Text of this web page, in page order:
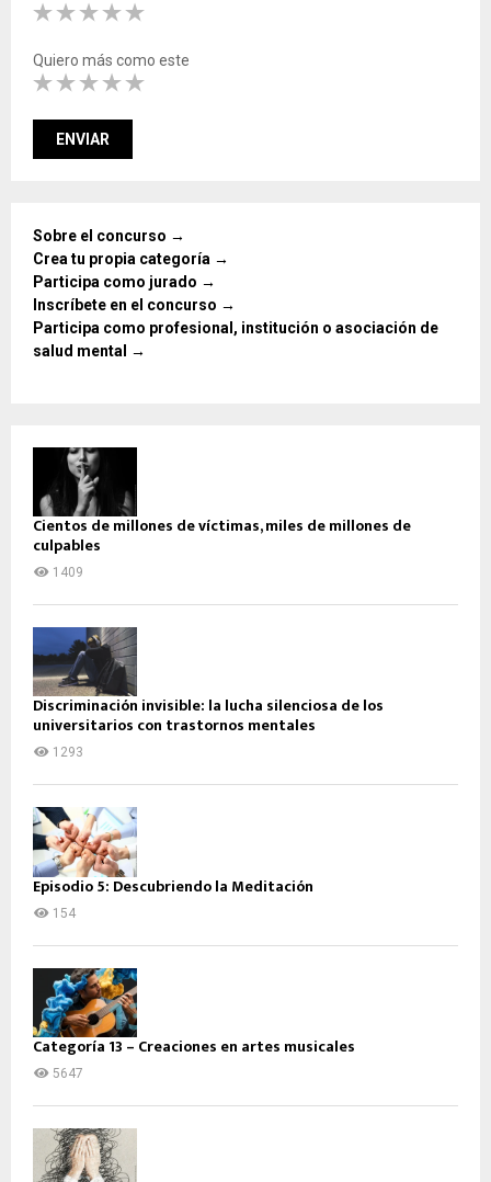
Quiero más como este
Sobre el concurso →
Crea tu propia categoría →
Participa como jurado →
Inscríbete en el concurso →
Participa como profesional, institución o asociación de
salud mental →
Cientos de millones de víctimas, miles de millones de
culpables
1409
Discriminación invisible: la lucha silenciosa de los
universitarios con trastornos mentales
1293
Episodio 5: Descubriendo la Meditación
154
Categoría 13 – Creaciones en artes musicales
5647